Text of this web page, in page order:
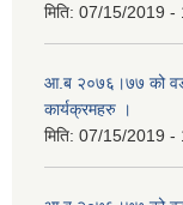
मिति: 07/15/2019 -
आ.ब २०७६।७७ को वडा
कार्यक्रमहरु ।
मिति: 07/15/2019 -